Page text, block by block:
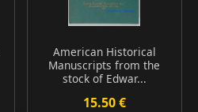
American Historical
Manuscripts from the
stock of Edwar...
15.50 €